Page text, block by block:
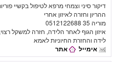
דיקור סיני וצמחי מרפא לטיפול בקשיי
ההריון וחזרה לאיזון אחרי
מוריה 35 0512122688
איזון הגוף לאחר הלידה, חזרה למשקל
לידה והחזרת החיוניות לאמא
אימייל אתר